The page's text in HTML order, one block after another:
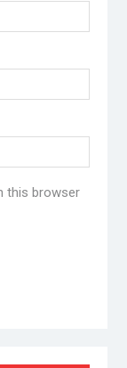
this browser